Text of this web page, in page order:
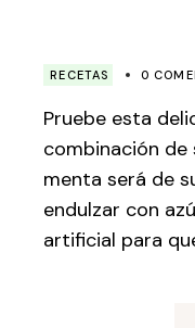
RECETAS 0
Pruebe esta
combinación de
menta será de
endulzar con
artificial para